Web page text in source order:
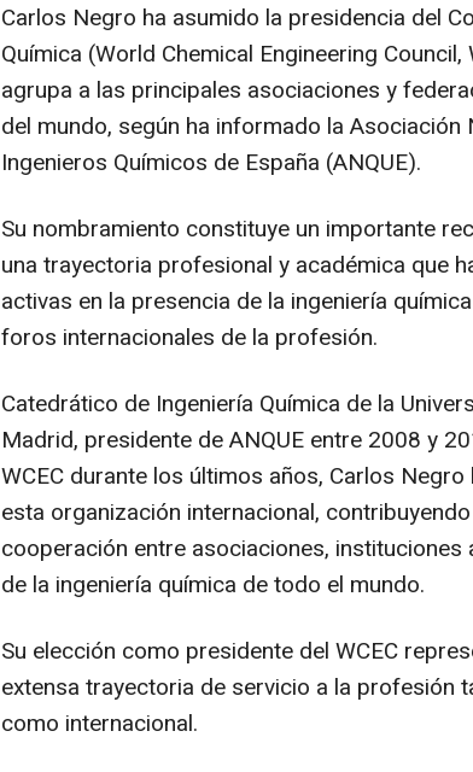
Carlos Negro ha asumido la presidencia del
Química (World Chemical Engineering
agrupa a las principales asociaciones y
del mundo, según ha informado la Asociación
Ingenieros Químicos de España (ANQUE).
Su nombramiento constituye un importante
una trayectoria profesional y académica que
activas en la presencia de la ingeniería
foros internacionales de la profesión.
Catedrático de Ingeniería Química de la
Madrid, presidente de ANQUE entre 2008 y
WCEC durante los últimos años, Carlos
esta organización internacional,
cooperación entre asociaciones,
de la ingeniería química de todo el mundo.
Su elección como presidente del WCEC
extensa trayectoria de servicio a la profesión
como internacional.